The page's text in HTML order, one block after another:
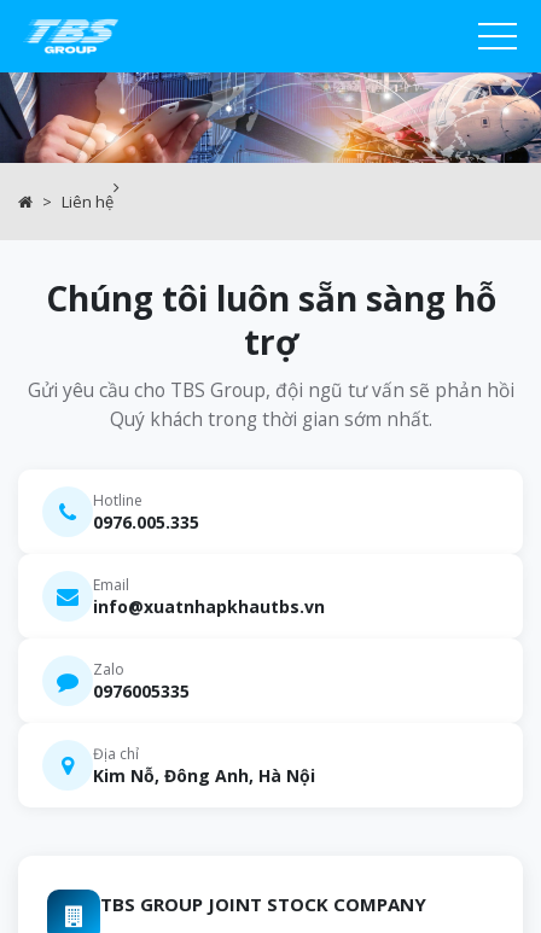
Liên hệ
Liên hệ TBS Group
Chúng tôi luôn sẵn sàng hỗ
trợ
Gửi yêu cầu cho TBS Group, đội ngũ tư vấn sẽ phản hồi
Quý khách trong thời gian sớm nhất.
Hotline
0976.005.335
Email
info@xuatnhapkhautbs.vn
Zalo
0976005335
Địa chỉ
Kim Nỗ, Đông Anh, Hà Nội
TBS GROUP JOINT STOCK COMPANY